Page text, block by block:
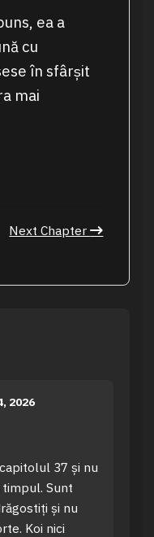
ea a
cu
în sfârșit
mai
Next Chapter
2026
37 și nu
Sunt
și nu
Koi nici